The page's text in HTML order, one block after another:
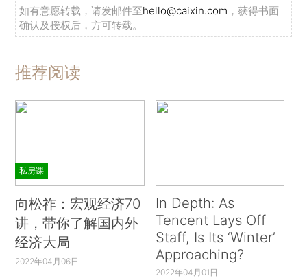
如有意愿转载，请发邮件至hello@caixin.com ，获得书面
确认及授权后，方可转载。
推荐阅读
私房课
向松祚：宏观经济70
讲，带你了解国内外
经济大局
2022年04月06日
In Depth: As
Tencent Lays Off
Staff, Is Its ‘Winter’
Approaching?
2022年04月01日